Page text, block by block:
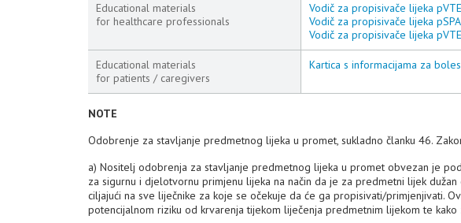
Educational materials
for healthcare professionals
Vodič za propisivače lijeka
Vodič za propisivače lijeka
Vodič za propisivače lijeka
Educational materials
for patients / caregivers
Kartica s informacijama za
NOTE
Odobrenje za stavljanje predmetnog lijeka u promet, sukladno članku 46.
a) Nositelj odobrenja za stavljanje predmetnog lijeka u promet obvezan je
za sigurnu i djelotvornu primjenu lijeka na način da je za predmetni lijek
ciljajući na sve liječnike za koje se očekuje da će ga propisivati/primjenjivati.
potencijalnom riziku od krvarenja tijekom liječenja predmetnim lijekom te